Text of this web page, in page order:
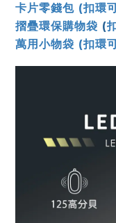
卡片零錢包 (扣環
摺疊環保購物袋 (
萬用小物袋 (扣環